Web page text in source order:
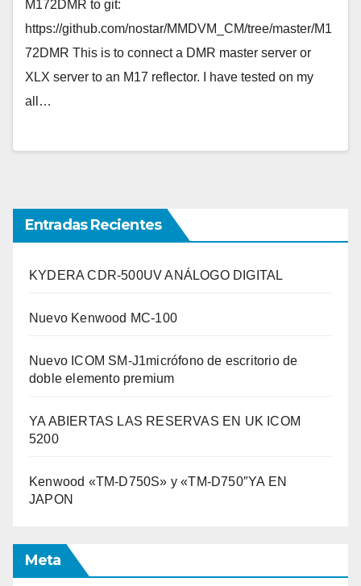
M172DMR to git:
https://github.com/nostar/MMDVM_CM/tree/master/M1
72DMR This is to connect a DMR master server or
XLX server to an M17 reflector. I have tested on my
all…
Entradas Recientes
KYDERA CDR-500UV ANÁLOGO DIGITAL
Nuevo Kenwood MC-100
Nuevo ICOM SM-J1micrófono de escritorio de
doble elemento premium
YA ABIERTAS LAS RESERVAS EN UK ICOM
5200
Kenwood «TM-D750S» y «TM-D750″YA EN
JAPON
Meta